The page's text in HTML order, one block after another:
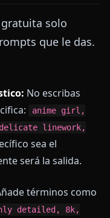
solo
que le das.
No escribas
anime girl,
linework,
sea el
será la salida.
términos como
detailed, 8k,